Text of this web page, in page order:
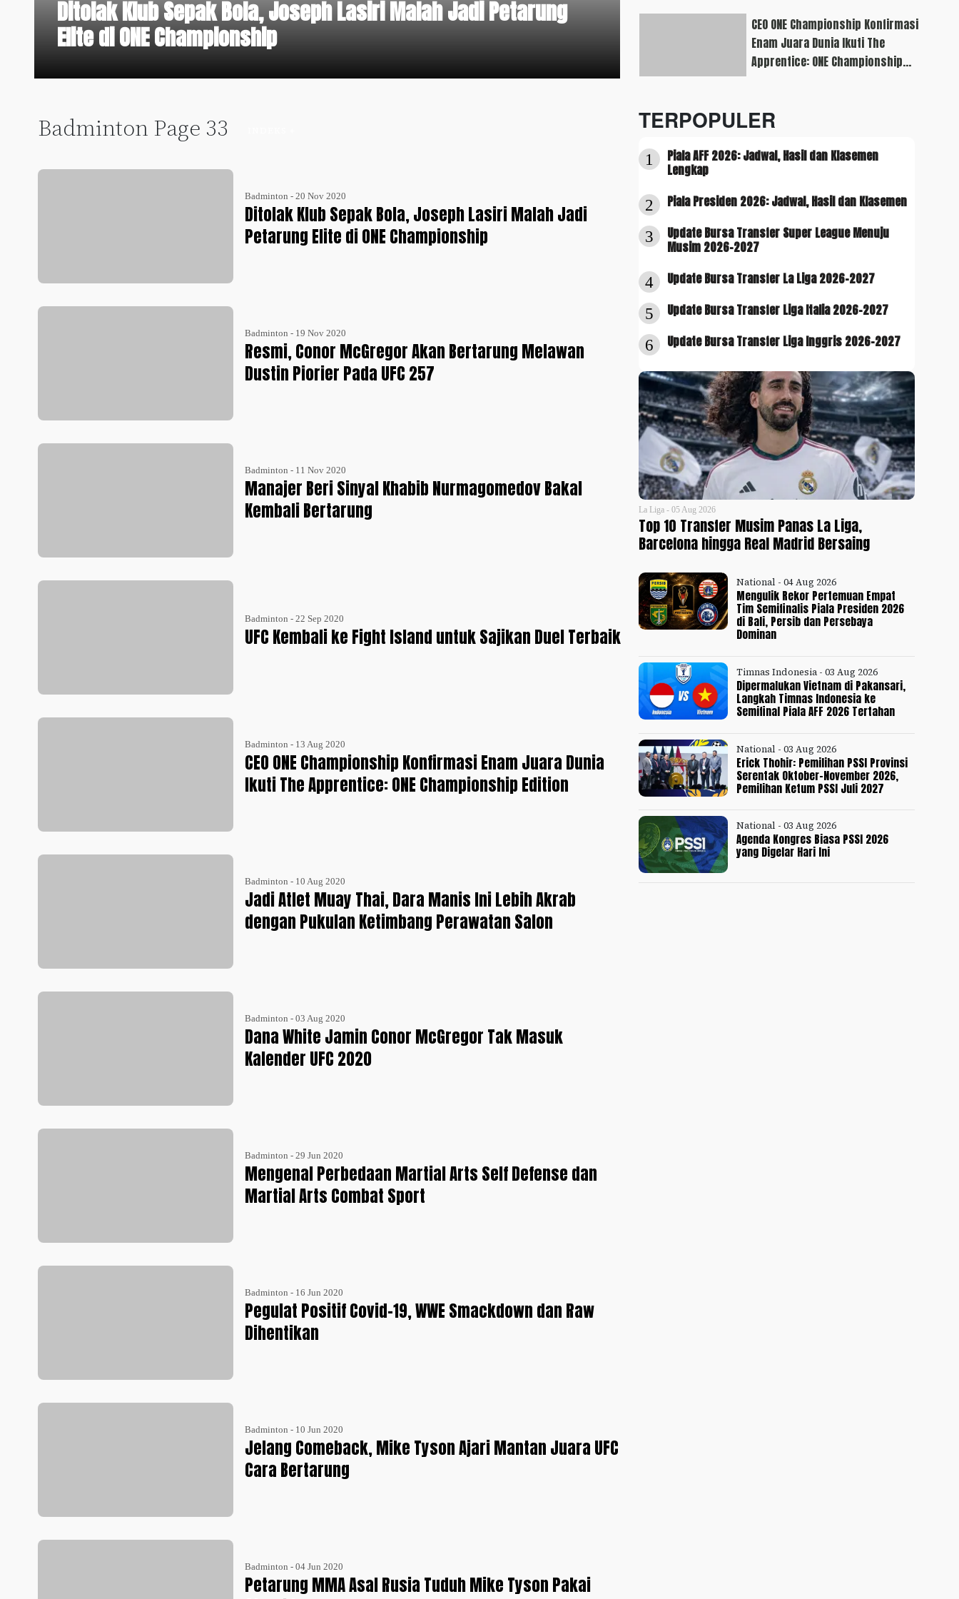
Ditolak Klub Sepak Bola, Joseph Lasiri Malah Jadi Petarung
Elite di ONE Championship
CEO ONE Championship Konfirmasi
Enam Juara Dunia Ikuti The
Apprentice: ONE Championship
Badminton Page 33
Badminton - 20 Nov 2020
Ditolak Klub Sepak Bola, Joseph Lasiri Malah Jadi
Petarung Elite di ONE Championship
Badminton - 19 Nov 2020
Resmi, Conor McGregor Akan Bertarung Melawan
Dustin Piorier Pada UFC 257
Badminton - 11 Nov 2020
Manajer Beri Sinyal Khabib Nurmagomedov Bakal
Kembali Bertarung
Badminton - 22 Sep 2020
UFC Kembali ke Fight Island untuk Sajikan Duel Terbaik
Badminton - 13 Aug 2020
CEO ONE Championship Konfirmasi Enam Juara Dunia
Ikuti The Apprentice: ONE Championship Edition
Badminton - 10 Aug 2020
Jadi Atlet Muay Thai, Dara Manis Ini Lebih Akrab
dengan Pukulan Ketimbang Perawatan Salon
Badminton - 03 Aug 2020
Dana White Jamin Conor McGregor Tak Masuk
Kalender UFC 2020
Badminton - 29 Jun 2020
Mengenal Perbedaan Martial Arts Self Defense dan
Martial Arts Combat Sport
Badminton - 16 Jun 2020
Pegulat Positif Covid-19, WWE Smackdown dan Raw
Dihentikan
Badminton - 10 Jun 2020
Jelang Comeback, Mike Tyson Ajari Mantan Juara UFC
Cara Bertarung
Badminton - 04 Jun 2020
Petarung MMA Asal Rusia Tuduh Mike Tyson Pakai
TERPOPULER
1
Piala AFF 2026: Jadwal, Hasil dan Klasemen
Lengkap
2 Piala Presiden 2026: Jadwal, Hasil dan Klasemen
3
Update Bursa Transfer Super League Menuju
Musim 2026-2027
4 Update Bursa Transfer La Liga 2026-2027
5 Update Bursa Transfer Liga Italia 2026-2027
6 Update Bursa Transfer Liga Inggris 2026-2027
La Liga - 05 Aug 2026
Top 10 Transfer Musim Panas La Liga,
Barcelona hingga Real Madrid Bersaing
National - 04 Aug 2026
Mengulik Rekor Pertemuan Empat
Tim Semifinalis Piala Presiden 2026
di Bali, Persib dan Persebaya
Dominan
Timnas Indonesia - 03 Aug 2026
Dipermalukan Vietnam di Pakansari,
Langkah Timnas Indonesia ke
Semifinal Piala AFF 2026 Tertahan
National - 03 Aug 2026
Erick Thohir: Pemilihan PSSI Provinsi
Serentak Oktober-November 2026,
Pemilihan Ketum PSSI Juli 2027
National - 03 Aug 2026
Agenda Kongres Biasa PSSI 2026
yang Digelar Hari Ini